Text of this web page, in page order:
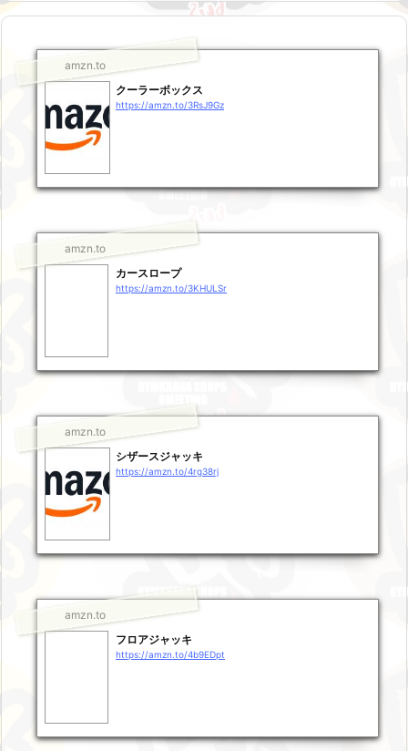
amzn.to
クーラーボックス
https://amzn.to/3RsJ9Gz
amzn.to
カースロープ
https://amzn.to/3KHULSr
amzn.to
シザースジャッキ
https://amzn.to/4rg38rj
amzn.to
フロアジャッキ
https://amzn.to/4b9EDpt